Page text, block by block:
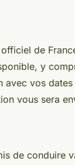
de
y
avec vos dates
vous sera
de conduire